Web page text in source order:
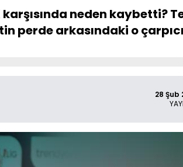
neden kaybetti?
perde arkasındaki o
28 Şub